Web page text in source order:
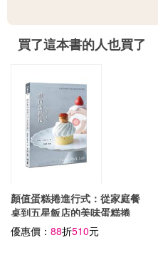
買了這本書的人也買了
顏值蛋糕捲進行式：從家庭餐
桌到五星飯店的美味蛋糕捲
優惠價： 88折510元